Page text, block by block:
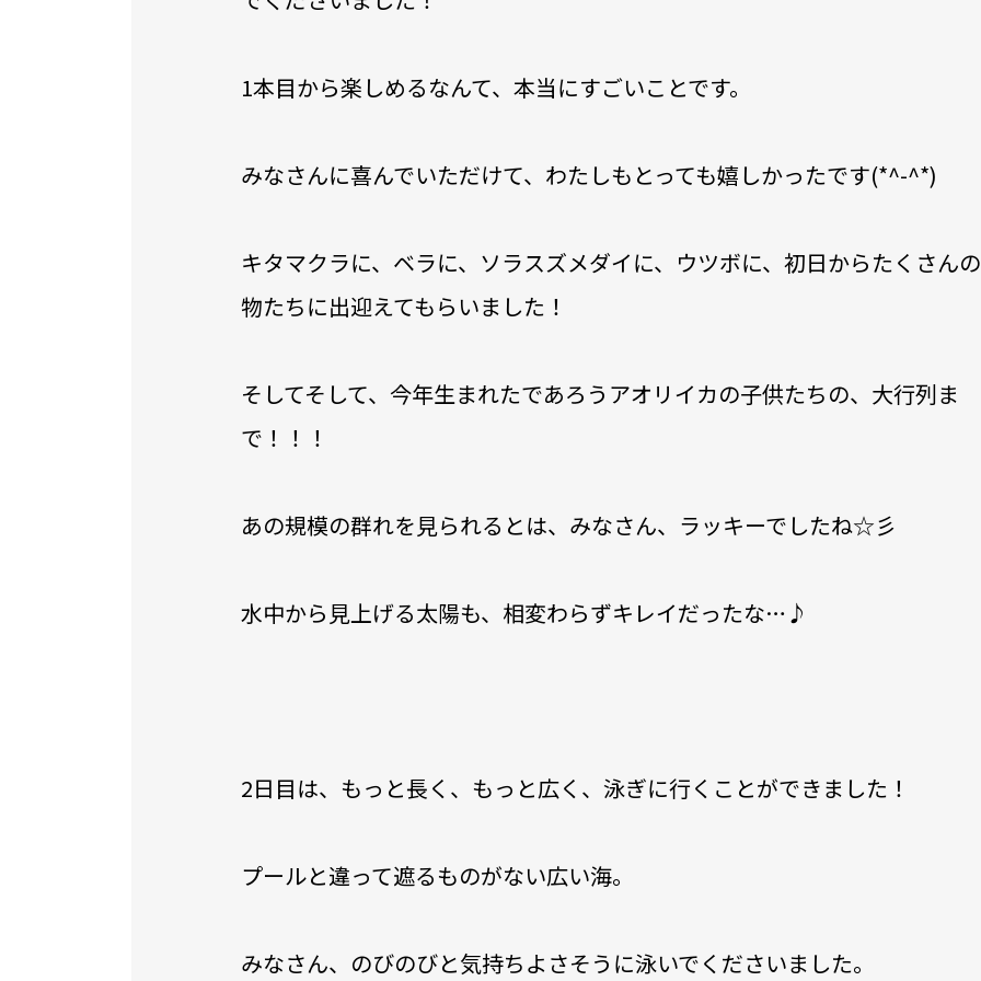
1本目から楽しめるなんて、本当にすごいことです。
みなさんに喜んでいただけて、わたしもとっても嬉しかったです(*^-^*)
キタマクラに、ベラに、ソラスズメダイに、ウツボに、初日からたくさん
物たちに出迎えてもらいました！
そしてそして、今年生まれたであろうアオリイカの子供たちの、大行列ま
で！！！
あの規模の群れを見られるとは、みなさん、ラッキーでしたね☆彡
水中から見上げる太陽も、相変わらずキレイだったな…♪
2日目は、もっと長く、もっと広く、泳ぎに行くことができました！
プールと違って遮るものがない広い海。
みなさん、のびのびと気持ちよさそうに泳いでくださいました。